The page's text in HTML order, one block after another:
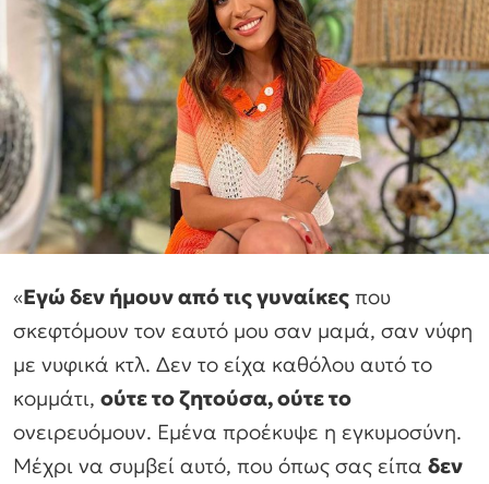
«Εγώ δεν ήμουν από τις γυναίκες που
σκεφτόμουν τον εαυτό μου σαν μαμά, σαν νύφη
με νυφικά κτλ. Δεν το είχα καθόλου αυτό το
κομμάτι, ούτε το ζητούσα, ούτε το
ονειρευόμουν. Εμένα προέκυψε η εγκυμοσύνη.
Μέχρι να συμβεί αυτό, που όπως σας είπα δεν